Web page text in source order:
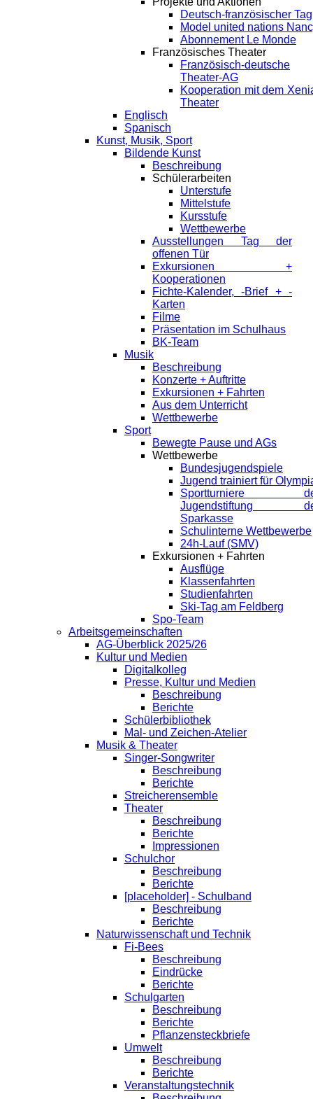
Deutsch-französischer Tag
Model united nations
Abonnement Le Monde
Französisches Theater
Französisch-deutsche
Theater-AG
Kooperation mit dem
Theater
Englisch
Spanisch
Kunst, Musik, Sport
Bildende Kunst
Beschreibung
Schülerarbeiten
Unterstufe
Mittelstufe
Kursstufe
Wettbewerbe
Ausstellungen Tag der
offenen Tür
Exkursionen +
Kooperationen
Fichte-Kalender, -Brief + -
Karten
Filme
Präsentation im Schulhaus
BK-Team
Musik
Beschreibung
Konzerte + Auftritte
Exkursionen + Fahrten
Aus dem Unterricht
Wettbewerbe
Sport
Bewegte Pause und AGs
Wettbewerbe
Bundesjugendspiele
Jugend trainiert für
Sportturniere
Jugendstiftung
Sparkasse
Schulinterne Wettbewerbe
24h-Lauf (SMV)
Exkursionen + Fahrten
Ausflüge
Klassenfahrten
Studienfahrten
Ski-Tag am Feldberg
Spo-Team
Arbeitsgemeinschaften
AG-Überblick 2025/26
Kultur und Medien
Digitalkolleg
Presse, Kultur und Medien
Beschreibung
Berichte
Schülerbibliothek
Mal- und Zeichen-Atelier
Musik & Theater
Singer-Songwriter
Beschreibung
Berichte
Streicherensemble
Theater
Beschreibung
Berichte
Impressionen
Schulchor
Beschreibung
Berichte
[placeholder] - Schulband
Beschreibung
Berichte
Naturwissenschaft und Technik
Fi-Bees
Beschreibung
Eindrücke
Berichte
Schulgarten
Beschreibung
Berichte
Pflanzensteckbriefe
Umwelt
Beschreibung
Berichte
Veranstaltungstechnik